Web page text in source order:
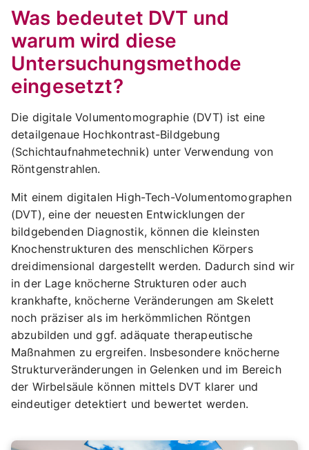
Was bedeutet DVT und
warum wird diese
Untersuchungsmethode
eingesetzt?
Die digitale Volumentomographie (DVT) ist eine
detailgenaue Hochkontrast-Bildgebung
(Schichtaufnahmetechnik) unter Verwendung von
Röntgenstrahlen.
Mit einem digitalen High-Tech-Volumentomographen
(DVT), eine der neuesten Entwicklungen der
bildgebenden Diagnostik, können die kleinsten
Knochenstrukturen des menschlichen Körpers
dreidimensional dargestellt werden. Dadurch sind wir
in der Lage knöcherne Strukturen oder auch
krankhafte, knöcherne Veränderungen am Skelett
noch präziser als im herkömmlichen Röntgen
abzubilden und ggf. adäquate therapeutische
Maßnahmen zu ergreifen. Insbesondere knöcherne
Strukturveränderungen in Gelenken und im Bereich
der Wirbelsäule können mittels DVT klarer und
eindeutiger detektiert und bewertet werden.